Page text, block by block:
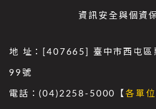
資訊安全與個資
地 址：[407665] 臺中市西屯區
99號
電話：(04)2258-5000【各單